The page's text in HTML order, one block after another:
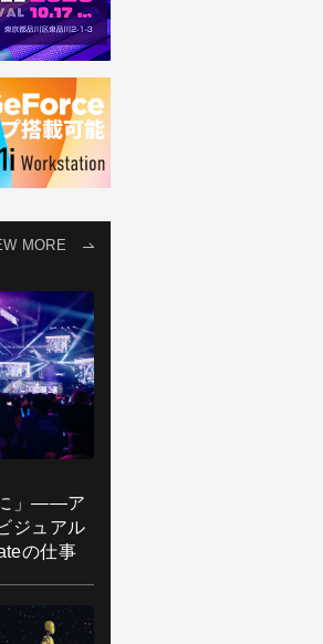
MORE
に」――ア
ジュアル
の仕事